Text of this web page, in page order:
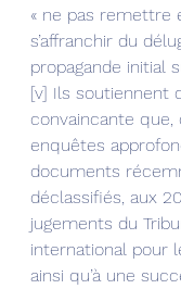
« ne pas remettre
s’affranchir du
propagande initial
[v] Ils soutiennent
convaincante que,
enquêtes
documents
déclassifiés, aux
jugements du
international pour
ainsi qu’à une